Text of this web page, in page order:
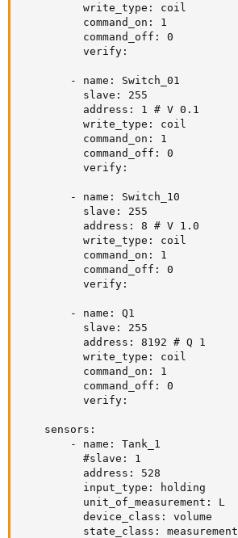
          write_type: coil
          command_on: 1
          command_off: 0
          verify:
        - name: Switch_01
          slave: 255
          address: 1 # V 0.1
          write_type: coil
          command_on: 1
          command_off: 0
          verify:
        - name: Switch_10
          slave: 255
          address: 8 # V 1.0
          write_type: coil
          command_on: 1
          command_off: 0
          verify:
        - name: Q1
          slave: 255
          address: 8192 # Q 1
          write_type: coil
          command_on: 1
          command_off: 0
          verify:
    sensors:
        - name: Tank_1
          #slave: 1
          address: 528
          input_type: holding
          unit_of_measurement: L
          device_class: volume
          state_class: measurement